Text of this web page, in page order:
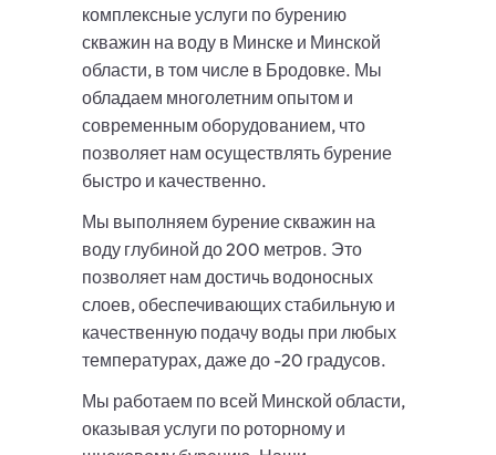
комплексные услуги по бурению
скважин на воду в Минске и Минской
области, в том числе в Бродовке. Мы
обладаем многолетним опытом и
современным оборудованием, что
позволяет нам осуществлять бурение
быстро и качественно.
Мы выполняем бурение скважин на
воду глубиной до 200 метров. Это
позволяет нам достичь водоносных
слоев, обеспечивающих стабильную и
качественную подачу воды при любых
температурах, даже до -20 градусов.
Мы работаем по всей Минской области,
оказывая услуги по роторному и